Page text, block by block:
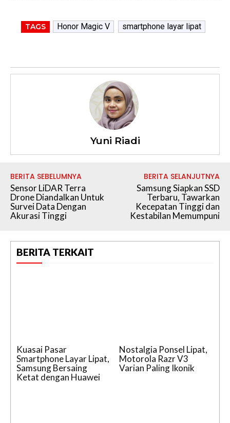
TAGS Honor Magic V smartphone layar lipat
Yuni Riadi
BERITA SEBELUMNYA
Sensor LiDAR Terra
Drone Diandalkan Untuk
Survei Data Dengan
Akurasi Tinggi
BERITA SELANJUTNYA
Samsung Siapkan SSD
Terbaru, Tawarkan
Kecepatan Tinggi dan
Kestabilan Memumpuni
BERITA TERKAIT
Kuasai Pasar
Smartphone Layar Lipat,
Samsung Bersaing
Ketat dengan Huawei
Nostalgia Ponsel Lipat,
Motorola Razr V3
Varian Paling Ikonik